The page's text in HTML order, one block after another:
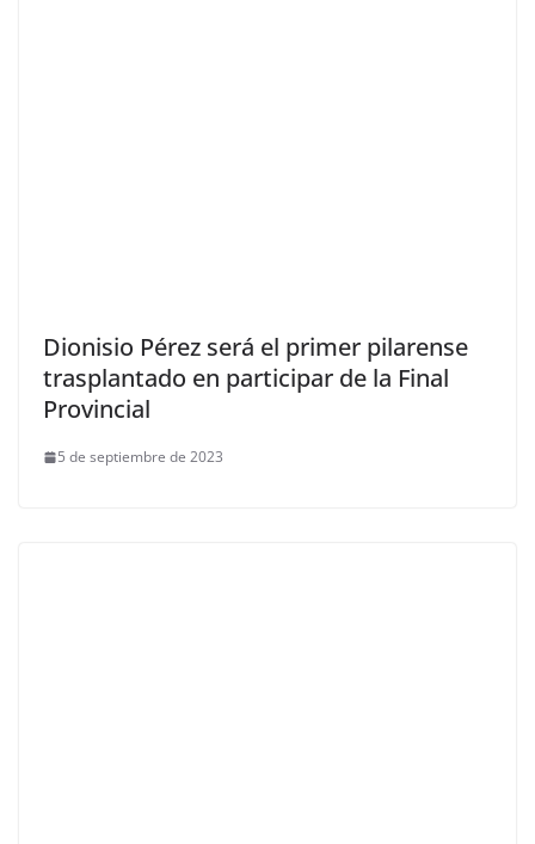
Dionisio Pérez será el primer pilarense
trasplantado en participar de la Final
Provincial
5 de septiembre de 2023